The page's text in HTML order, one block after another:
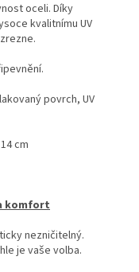
oceli. Díky
kvalitnímu UV
povrch, UV
cm
komfort
nezničitelný.
je vaše volba.